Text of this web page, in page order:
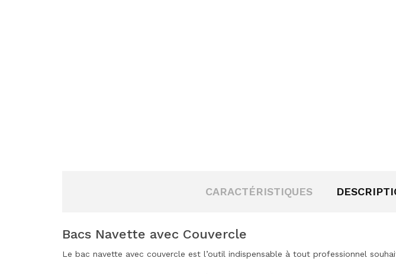
CARACTÉRISTIQUES
Bacs Navette avec Couvercle
Le bac navette avec couvercle est l’outil indispensable à tout professionnel